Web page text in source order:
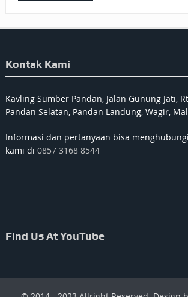
Kontak Kami
Kavling Sumber Pandan, Jalan Gunung Jati,
Pandan Selatan, Pandan Landung, Wagir,
Informasi dan pertanyaan bisa
kami di 0857 3168 8544
Find Us At YouTube